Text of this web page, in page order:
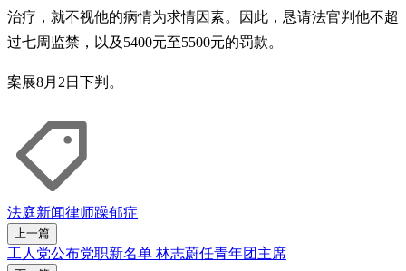
治疗，就不视他的病情为求情因素。因此，恳请法官判他不超
过七周监禁，以及5400元至5500元的罚款。
案展8月2日下判。
法庭新闻律师躁郁症
上一篇
工人党公布党职新名单 林志蔚任青年团主席